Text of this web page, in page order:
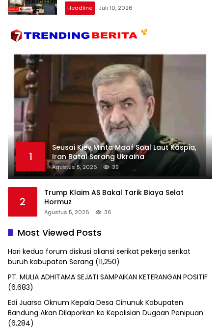
Headline Juli 10, 2026
1
Seusai Kiev Minta Maaf Soal Laut Kaspia,
Iran Batal Serang Ukraina
Agustus 5, 2026 39
2
Trump Klaim AS Bakal Tarik Biaya Selat
Hormuz
Agustus 5, 2026 36
Most Viewed Posts
Hari kedua forum diskusi aliansi serikat pekerja serikat
buruh kabupaten Serang (11,250)
PT. MULIA ADHITAMA SEJATI SAMPAIKAN KETERANGAN POSITIF
(6,683)
Edi Juarsa Oknum Kepala Desa Cinunuk Kabupaten
Bandung Akan Dilaporkan ke Kepolisian Dugaan Penipuan
(6,284)